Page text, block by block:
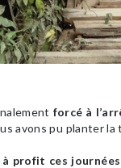
forcé à
avons pu planter
à profit ces